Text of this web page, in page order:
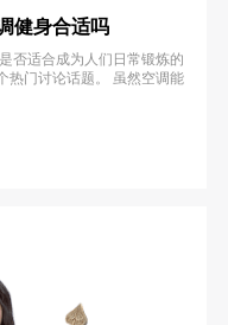
健身合适吗
否适合成为人们日常锻炼的
热门讨论话题。 虽然空调能